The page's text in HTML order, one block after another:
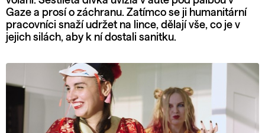
Gaze a prosí o záchranu. Zatímco se ji humanitární
pracovníci snaží udržet na lince, dělají vše, co je v
jejich silách, aby k ní dostali sanitku.